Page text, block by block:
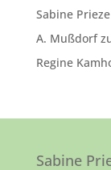
Sabine
A. Mußdorf
Regine
Sabine